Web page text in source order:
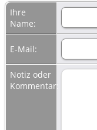
Ihre
Name:
E-Mail:
Notiz oder
Kommentar: